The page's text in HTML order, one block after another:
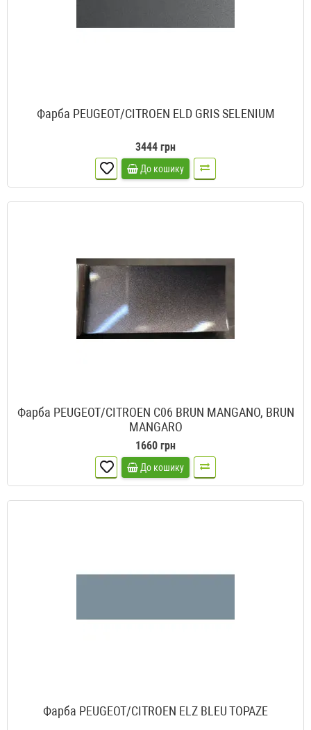
Фарба PEUGEOT/CITROEN ELD GRIS SELENIUM
3444 грн
До кошику
Фарба PEUGEOT/CITROEN C06 BRUN MANGANO, BRUN
MANGARO
1660 грн
До кошику
Фарба PEUGEOT/CITROEN ELZ BLEU TOPAZE